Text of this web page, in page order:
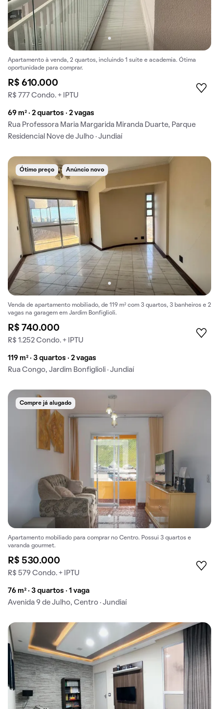
Apartamento à venda, 2 quartos, incluindo 1 suíte e academia. Ótima
oportunidade para comprar.
R$ 610.000
R$ 777 Condo. + IPTU
69 m² · 2 quartos · 2 vagas
Rua Professora Maria Margarida Miranda Duarte, Parque
Residencial Nove de Julho · Jundiaí
Ótimo preço Anúncio novo
Venda de apartamento mobiliado, de 119 m² com 3 quartos, 3 banheiros e 2
vagas na garagem em Jardim Bonfiglioli.
R$ 740.000
R$ 1.252 Condo. + IPTU
119 m² · 3 quartos · 2 vagas
Rua Congo, Jardim Bonfiglioli · Jundiaí
Compre já alugado
Apartamento mobiliado para comprar no Centro. Possui 3 quartos e
varanda gourmet.
R$ 530.000
R$ 579 Condo. + IPTU
76 m² · 3 quartos · 1 vaga
Avenida 9 de Julho, Centro · Jundiaí